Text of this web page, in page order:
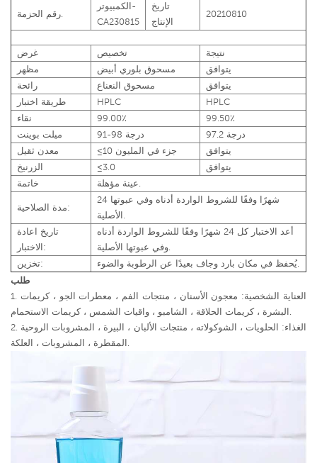
رقم الحزمة.
الكمبيوتر-
CA230815
تاريخ
الإنتاج
20210810
غرض تخصيص
نتيجة
مظهر
مسحوق بلوري أبيض
يتوافق
رائحة
مسحوق النعناع
يتوافق
طريقة اختبار
HPLC
HPLC
نقاء
99.00٪
99.50٪
ميلت بوينت
91-98 درجة
97.2 درجة
معدن ثقيل
≤10 جزء في المليون
يتوافق
الزرنيخ
≤3.0
يتوافق
خاتمة
عينة مؤهلة.
مدة الصلاحية:
24 شهرًا وفقًا للشروط الواردة أدناه وفي عبوتها
الأصلية.
تاريخ اعادة
الاختبار:
أعد الاختبار كل 24 شهرًا وفقًا للشروط الواردة أدناه
وفي عبوتها الأصلية.
تخزين:
يُحفظ في مكان بارد وجاف بعيدًا عن الرطوبة والضوء.
طلب
1. العناية الشخصية: معجون الأسنان ، منتجات الفم ، معطرات الجو ، كريمات
البشرة ، كريمات الحلاقة ، الشامبو ، واقيات الشمس ، كريمات الاستحمام.
2. الغذاء: الحلويات ، الشوكولاته ، منتجات الألبان ، البيرة ، المشروبات الروحية
المقطرة ، المشروبات ، العلكة.